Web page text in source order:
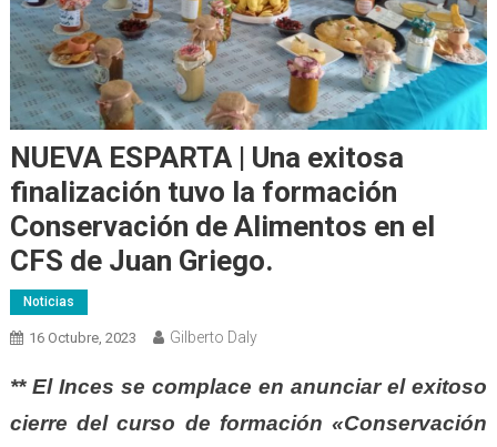
NUEVA ESPARTA | Una exitosa
finalización tuvo la formación
Conservación de Alimentos en el
CFS de Juan Griego.
Noticias
16 Octubre, 2023 Gilberto Daly
** El Inces se complace en anunciar el exitoso
cierre del curso de formación «Conservación